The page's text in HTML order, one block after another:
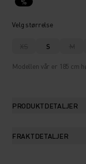
Velg størrelse
XS S M
Modellen vår er 185 cm
PRODUKTDETALJER
FRAKTDETALJER